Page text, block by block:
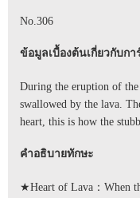
No.306
ข้อมูลเบื้องต้นเกี่ยวกับกา
During the eruption of
swallowed by the lava.
heart, this is how the
คำอธิบายทักษะ
★Heart of Lava：When